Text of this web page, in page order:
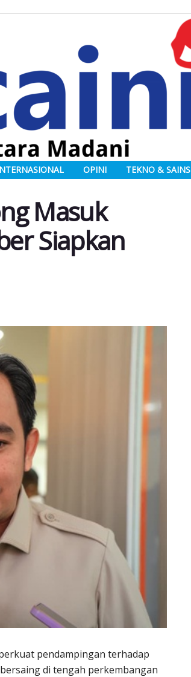
OPINI TEKNO & SAINS
Masuk
Siapkan
pendampingan terhadap
di tengah perkembangan